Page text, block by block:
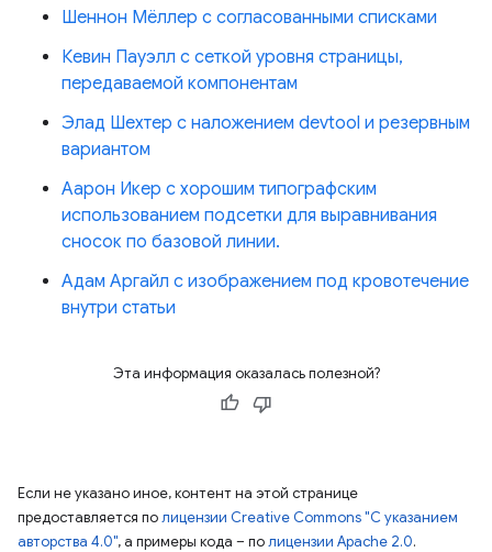
Шеннон Мёллер с согласованными списками
Кевин Пауэлл с сеткой уровня страницы,
передаваемой компонентам
Элад Шехтер с наложением devtool и резервным
вариантом
Аарон Икер с хорошим типографским
использованием подсетки для выравнивания
сносок по базовой линии.
Адам Аргайл с изображением под кровотечение
внутри статьи
Эта информация оказалась полезной?
Если не указано иное, контент на этой странице
предоставляется полицензии Creative Commons "С указанием
авторства 4.0", а примеры кода – полицензии Apache 2.0.